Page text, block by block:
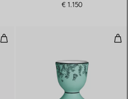
€ 1.150
Bol à céréales en porcelaine